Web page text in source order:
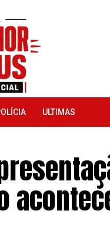
ULTIMAS